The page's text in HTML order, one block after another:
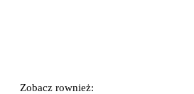
Zobacz rownież: